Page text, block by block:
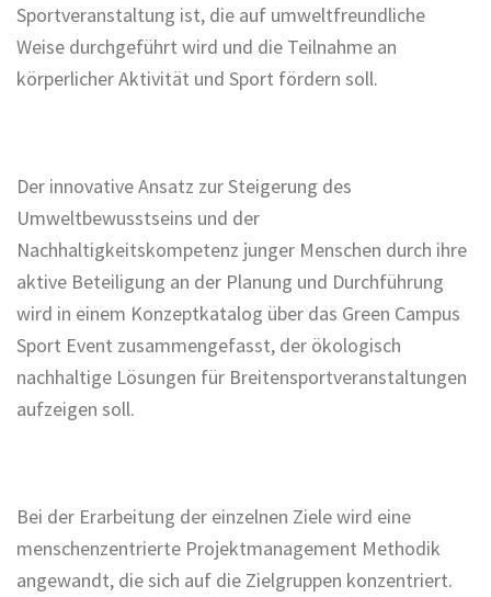
Sportveranstaltung ist, die auf umweltfreundliche
Weise durchgeführt wird und die Teilnahme an
körperlicher Aktivität und Sport fördern soll.
Der innovative Ansatz zur Steigerung des
Umweltbewusstseins und der
Nachhaltigkeitskompetenz junger Menschen durch ihre
aktive Beteiligung an der Planung und Durchführung
wird in einem Konzeptkatalog über das Green Campus
Sport Event zusammengefasst, der ökologisch
nachhaltige Lösungen für Breitensportveranstaltungen
aufzeigen soll.
Bei der Erarbeitung der einzelnen Ziele wird eine
menschenzentrierte Projektmanagement Methodik
angewandt, die sich auf die Zielgruppen konzentriert.